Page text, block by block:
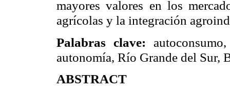
mayores valores en los
agrícolas y la integración
Palabras clave:
autonomía, Río Grande del Sur,
ABSTRACT